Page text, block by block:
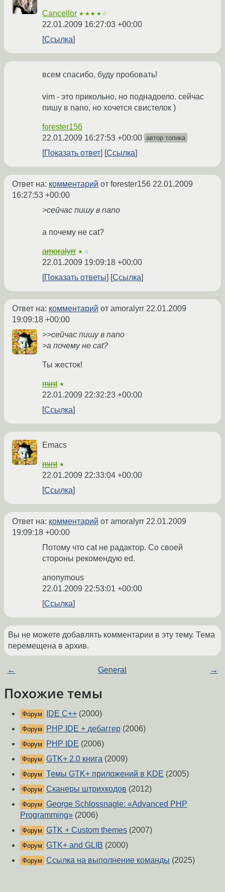
Cancellor ★★★★☆
22.01.2009 16:27:03 +00:00
Ссылка
всем спасибо, буду пробовать!
vim - это прикольно, но поднадоело. сейчас
пишу в nano, но хочется свистелок )
forester156
22.01.2009 16:27:53 +00:00 автор топика
Показать ответ Ссылка
Ответ на: комментарий от forester156 22.01.2009
16:27:53 +00:00
>сейчас пишу в nano
а почему не cat?
amoralyrr ★☆
22.01.2009 19:09:18 +00:00
Показать ответы
Ссылка
Ответ на: комментарий от amoralyrr 22.01.2009
19:09:18 +00:00
>>сейчас пишу в nano
>а почему не cat?
Ты жесток!
mint ★
22.01.2009 22:32:23 +00:00
Ссылка
Emacs
mint ★
22.01.2009 22:33:04 +00:00
Ссылка
Ответ на: комментарий от amoralyrr 22.01.2009
19:09:18 +00:00
Потому что cat не радактор. Со своей
стороны рекомендую ed.
anonymous
22.01.2009 22:53:01 +00:00
Ссылка
Вы не можете добавлять комментарии в эту тему. Тема
перемещена в архив.
← General →
Похожие темы
Форум IDE C++ (2000)
Форум PHP IDE + дебаггер (2006)
Форум PHP IDE (2006)
Форум GTK+ 2.0 книга (2009)
Форум Темы GTK+ приложений в KDE (2005)
Форум Сканеры штрихкодов (2012)
Форум George Schlossnagle: «Advanced PHP
Programming» (2006)
Форум GTK + Custom themes (2007)
Форум GTK+ and GLIB (2000)
Форум Ссылка на выполнение команды (2025)